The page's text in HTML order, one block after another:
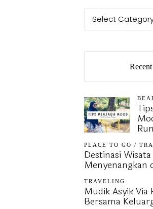
Categories
Select
Categories
PLACE TO GO /
Destinasi
Menyenangkan
TRAVELING
Mudik Asyik Via
Bersama